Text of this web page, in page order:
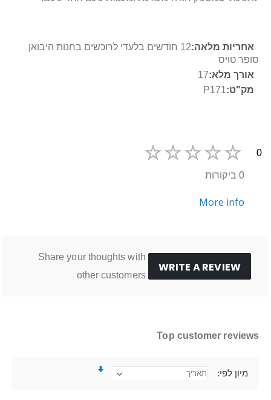
מידע
נוסף
12 חודשים בלעדי לרוכשים בחנות היבואן
סופר טויס
17
P171
0
0 ביקורות
More info
WRITE A REVIEW
Share your thoughts with
other customers
Top customer reviews
מיון לפי